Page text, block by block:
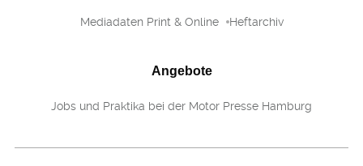
Mediadaten Print & Online Heftarchiv
Angebote
Jobs und Praktika bei der Motor Presse Hamburg